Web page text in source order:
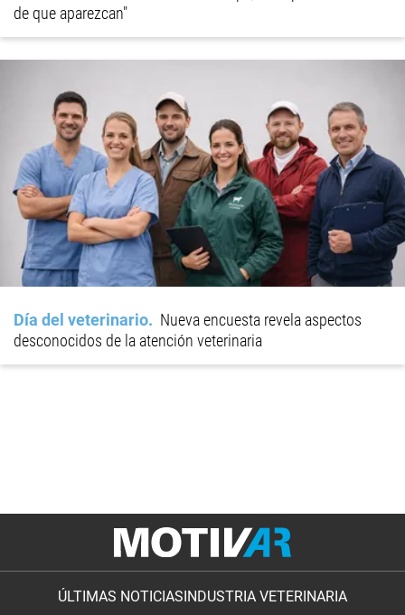
de que aparezcan"
Día del veterinario
Nueva encuesta revela aspectos
desconocidos de la atención veterinaria
ÚLTIMAS NOTICIAS INDUSTRIA VETERINARIA